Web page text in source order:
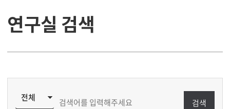
연구실 검색
검색